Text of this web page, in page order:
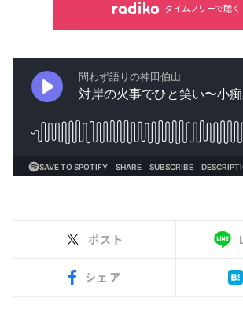
タイムフリーで聴く
ポスト
シェア